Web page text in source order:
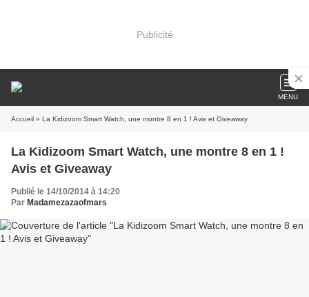
Publicité
MENU
Accueil » La Kidizoom Smart Watch, une montre 8 en 1 ! Avis et Giveaway
La Kidizoom Smart Watch, une montre 8 en 1 !
Avis et Giveaway
Publié le 14/10/2014 à 14:20
Par Madamezazaofmars